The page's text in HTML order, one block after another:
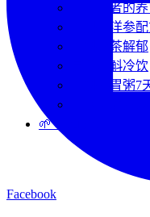
胃病患者的
石斛西洋参
石斛花茶解郁
夏季石斛冷饮
石斛养胃粥7
🌱 种植溯源
Facebook